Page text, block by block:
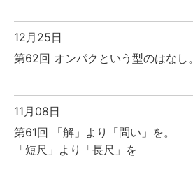
12月25日
第62回 オンパクという型のはなし。
11月08日
第61回 「解」より「問い」を。
「短尺」より「長尺」を